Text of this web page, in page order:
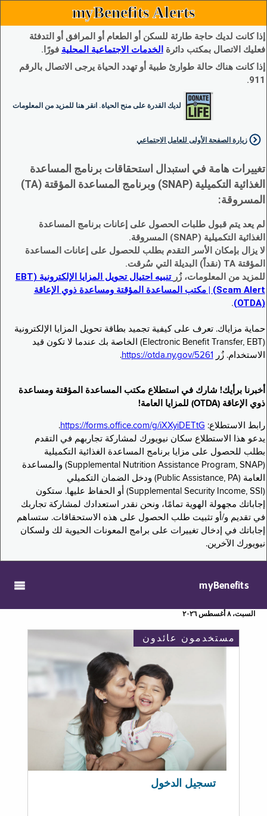
myBenefits Alerts
إذا كانت لديك حاجة طارئة للسكن أو الطعام أو المرافق أو التدفئة
فعليك الاتصال بمكتب دائرة الخدمات الاجتماعية المحلية فورًا.
إذا كانت هناك حالة طوارئ طبية أو تهدد الحياة يرجى الاتصال بالرقم
911.
لديك القدرة على منح الحياة. انقر هنا للمزيد من المعلومات
زيارة الصفحة الأولى للعامل الاجتماعي
تغييرات هامة في استبدال استحقاقات برنامج المساعدة
الغذائية التكميلية (SNAP) وبرنامج المساعدة المؤقتة (TA)
المسروقة:
لم يعد يتم قبول طلبات الحصول على إعانات برنامج المساعدة
الغذائية التكميلية (SNAP) المسروقة.
لا يزال بإمكان الأسر التقدم بطلب للحصول على إعانات المساعدة
المؤقتة TA (نقداً) البديلة التي سُرقت.
للمزيد من المعلومات، زُر
تنبيه احتيال تحويل المزايا الإلكترونية (EBT
Scam Alert) | مكتب المساعدة المؤقتة ومساعدة ذوي الإعاقة
(OTDA)
.
حماية مزاياك. تعرف على كيفية تجميد بطاقة تحويل المزايا الإلكترونية
(Electronic Benefit Transfer, EBT) الخاصة بك عندما لا تكون قيد
الاستخدام. زُر
https://otda.ny.gov/5261
.
أخبرنا برأيك! شارك في استطلاع مكتب المساعدة المؤقتة ومساعدة
ذوي الإعاقة (OTDA) للمزايا العامة!
رابط الاستطلاع: https://forms.office.com/g/iXXyiDETtG
.
يدعو هذا الاستطلاع سكان نيويورك لمشاركة تجاربهم في التقدم
بطلب للحصول على مزايا برنامج المساعدة الغذائية التكميلية
(Supplemental Nutrition Assistance Program, SNAP) والمساعدة
العامة (Public Assistance, PA) ودخل الضمان التكميلي
(Supplemental Security Income, SSI) أو الحفاظ عليها. ستكون
إجاباتك مجهولة الهوية تمامًا، ونحن نقدر استعدادك لمشاركة تجاربك
في تقديم و/أو تثبيت طلب الحصول على هذه الاستحقاقات. ستساهم
إجاباتك في إدخال تغييرات على برامج المعونات الحيوية لك ولسكان
نيويورك الآخرين.
myBenefits
السبت، ٨ أغسطس ٢٠٢٦
مستخدمون عائدون
تسجيل الدخول